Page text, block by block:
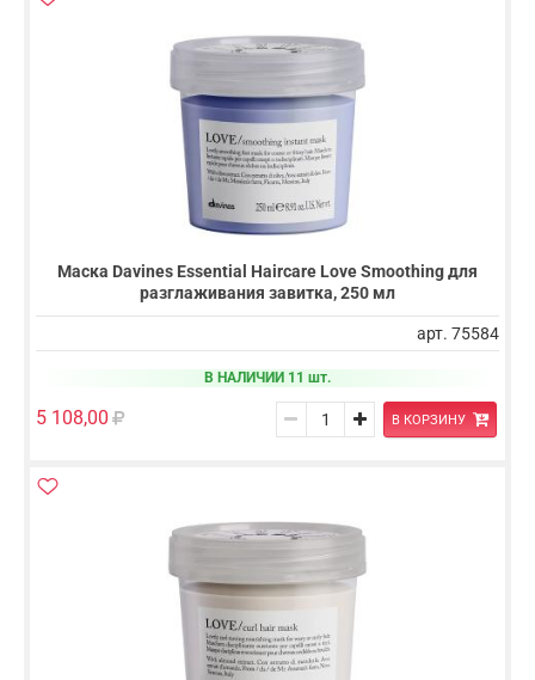
Маска Davines Essential Haircare Love Smoothing для
разглаживания завитка, 250 мл
арт. 75584
В НАЛИЧИИ 11 шт.
5 108,00 В КОРЗИНУ